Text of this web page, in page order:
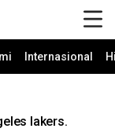
Internasional
lakers.